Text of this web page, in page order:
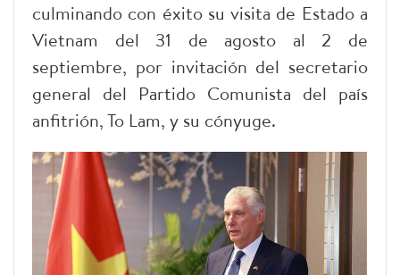
culminando con éxito su visita de Estado a
Vietnam del 31 de agosto al 2 de
septiembre, por invitación del secretario
general del Partido Comunista del país
anfitrión, To Lam, y su cónyuge.